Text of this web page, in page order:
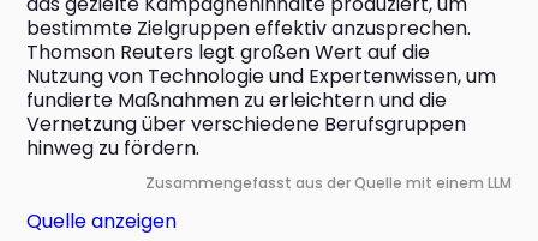
bestimmte Zielgruppen effektiv anzusprechen.
Thomson Reuters legt großen Wert auf die
Nutzung von Technologie und Expertenwissen, um
fundierte Maßnahmen zu erleichtern und die
Vernetzung über verschiedene Berufsgruppen
hinweg zu fördern.
Zusammengefasst aus der Quelle mit einem LLM
Quelle anzeigen